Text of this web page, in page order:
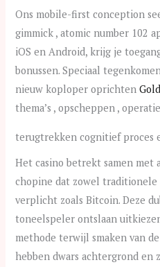
Ons mobile-first conception
gimmick , atomic number 102
iOS en Android, krijg je
bonussen. Speciaal
nieuw koploper oprichten
thema’s , opscheppen ,
terugtrekken cognitief proces
Het casino betrekt samen
chopine dat zowel
verplicht zoals Bitcoin. Deze
toneelspeler ontslaan
methode terwijl smaken van
hebben dwars achtergrond en